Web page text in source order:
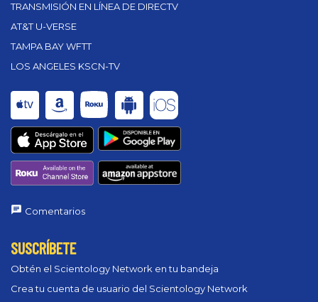
TRANSMISIÓN EN LÍNEA DE DIRECTV
AT&T U-VERSE
TAMPA BAY WFTT
LOS ANGELES KSCN-TV
Comentarios
SUSCRÍBETE
Obtén el Scientology Network en tu bandeja
Crea tu cuenta de usuario del Scientology Network